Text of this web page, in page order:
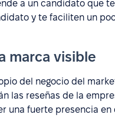
a un candidato que
y te faciliten un
marca visible
del negocio del
las reseñas de la
una fuerte presencia